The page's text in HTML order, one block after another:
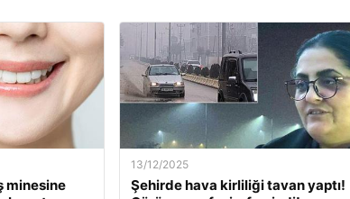
minesine
13/12/2025
Şehirde hava kirliliği tavan yaptı!